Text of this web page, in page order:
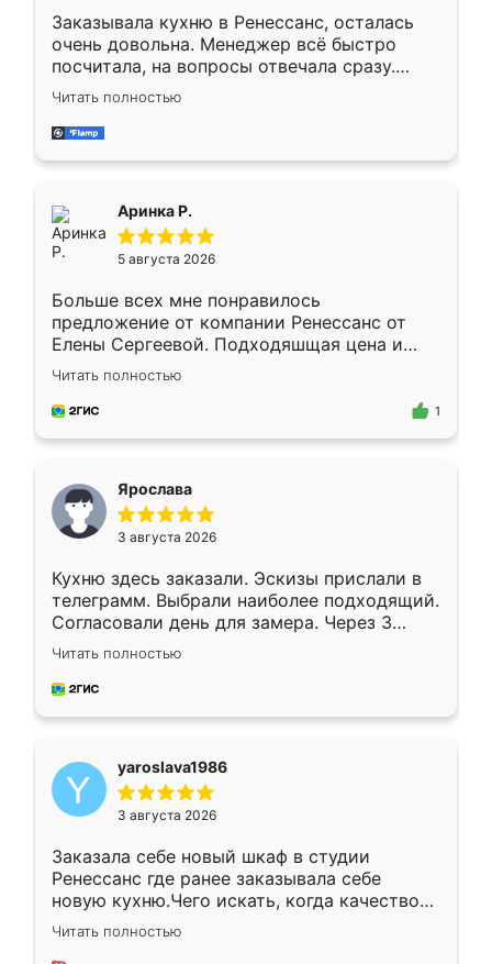
Заказывала кухню в Ренессанс, осталась
очень довольна. Менеджер всё быстро
посчитала, на вопросы отвечала сразу.
Замерщик приехал в субботу, подошёл к
делу со всей ответственностью. Собрали
за день, ребята работали аккуратно, даже
Читать полностью
Аринка Р.
5 августа 2026
Больше всех мне понравилось
предложение от компании Ренессанс от
Елены Сергеевой. Подходяшщая цена и
короткие сроки изготовления. Приехавший
для замера сотрудник Владислав
предложил по моему эскизу самый
Читать полностью
1
Ярослава
3 августа 2026
Кухню здесь заказали. Эскизы прислали в
телеграмм. Выбрали наиболее подходящий.
Согласовали день для замера. Через 3
недели кухня была уже готова. Остались
довольны работой. Спасибо Ренессанс
мебель за качественную работу!
Читать полностью
yaroslava1986
3 августа 2026
Заказала себе новый шкаф в студии
Ренессанс где ранее заказывала себе
новую кухню.Чего искать, когда качеством
вполне довольна. Служит кухня уже почти
два года, нареканий нет.
Читать полностью